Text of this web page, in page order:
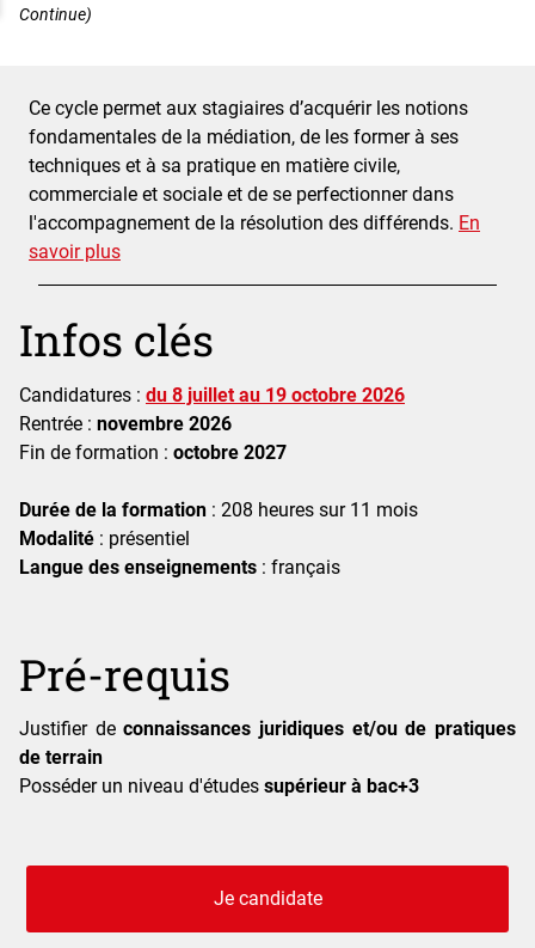
Continue)
Résumé
Ce cycle permet aux stagiaires d’acquérir les notions
fondamentales de la médiation, de les former à ses
techniques et à sa pratique en matière civile,
commerciale et sociale et de se perfectionner dans
l'accompagnement de la résolution des différends. En
savoir plus
Détails
Infos clés
Candidatures : du 8 juillet au 19 octobre 2026
Rentrée : novembre 2026
Fin de formation : octobre 2027
Durée de la formation : 208 heures sur 11 mois
Modalité : présentiel
Langue des enseignements : français
Pré-requis
Justifier deconnaissances juridiques et/ou de pratiques
de terrain
Posséder un niveau d'études supérieur à bac+3
Je candidate